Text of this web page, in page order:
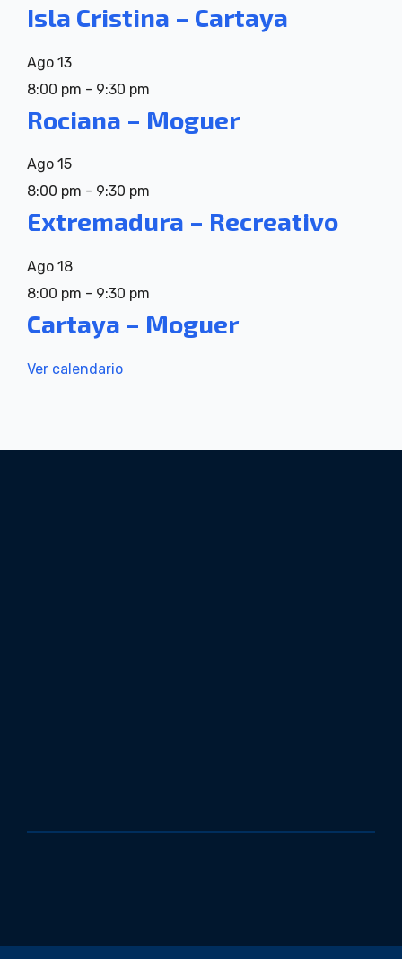
Isla Cristina – Cartaya
Ago 13
8:00 pm - 9:30 pm
Rociana – Moguer
Ago 15
8:00 pm - 9:30 pm
Extremadura – Recreativo
Ago 18
8:00 pm - 9:30 pm
Cartaya – Moguer
Ver calendario